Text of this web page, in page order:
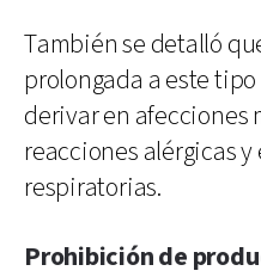
También se detalló
prolongada a este
derivar en afecciones
reacciones alérgicas
respiratorias.
Prohibición de